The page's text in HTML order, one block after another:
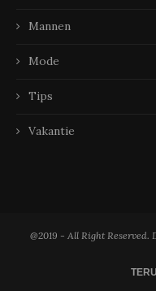
Mannen
Mode
Tips
Vakantie
@2019 - All Right